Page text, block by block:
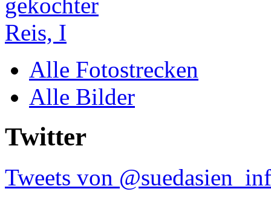
Alle Fotostrecken
Alle Bilder
Twitter
Tweets von